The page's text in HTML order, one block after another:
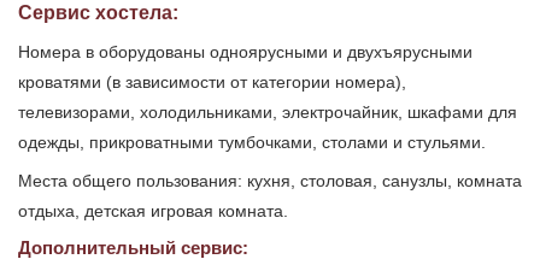
Сервис хостела:
Номера в оборудованы одноярусными и двухъярусными
кроватями (в зависимости от категории номера),
телевизорами, холодильниками, электрочайник, шкафами для
одежды, прикроватными тумбочками, столами и стульями.
Места общего пользования: кухня, столовая, санузлы, комната
отдыха, детская игровая комната.
Дополнительный сервис: